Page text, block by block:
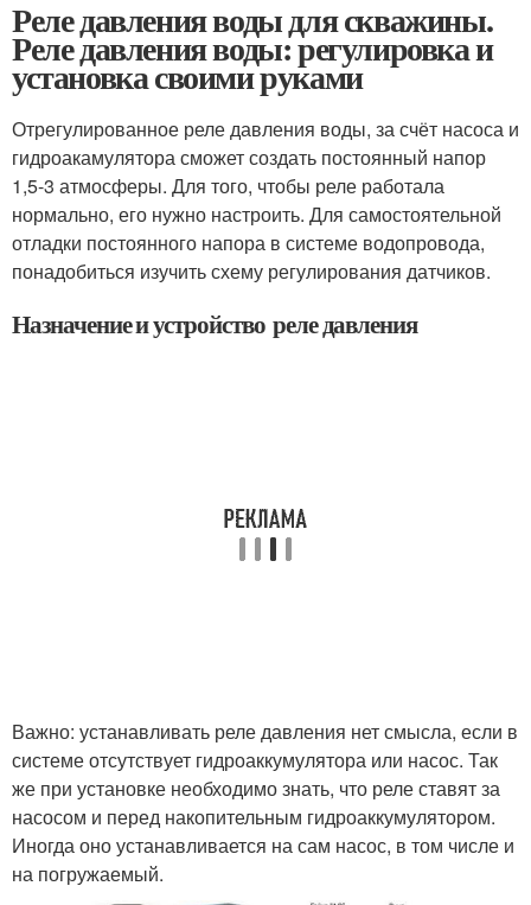
Реле давления воды для скважины.
Реле давления воды: регулировка и
установка своими руками
Отрегулированное реле давления воды, за счёт насоса и
гидроакамулятора сможет создать постоянный напор
1,5-3 атмосферы. Для того, чтобы реле работала
нормально, его нужно настроить. Для самостоятельной
отладки постоянного напора в системе водопровода,
понадобиться изучить схему регулирования датчиков.
Назначение и устройство реле давления
Важно: устанавливать реле давления нет смысла, если в
системе отсутствует гидроаккумулятора или насос. Так
же при установке необходимо знать, что реле ставят за
насосом и перед накопительным гидроаккумулятором.
Иногда оно устанавливается на сам насос, в том числе и
на погружаемый.